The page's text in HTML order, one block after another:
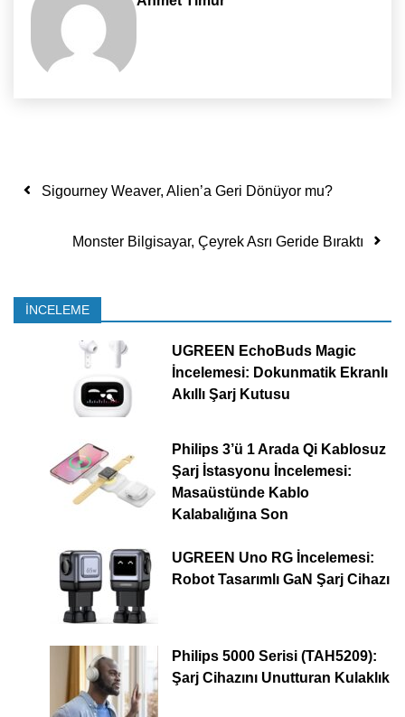
Yazı dolaşımı
Sigourney Weaver, Alien’a Geri Dönüyor mu?
Monster Bilgisayar, Çeyrek Asrı Geride Bıraktı
İNCELEME
UGREEN EchoBuds Magic
İncelemesi: Dokunmatik Ekranlı
Akıllı Şarj Kutusu
Philips 3’ü 1 Arada Qi Kablosuz
Şarj İstasyonu İncelemesi:
Masaüstünde Kablo
Kalabalığına Son
UGREEN Uno RG İncelemesi:
Robot Tasarımlı GaN Şarj Cihazı
Philips 5000 Serisi (TAH5209):
Şarj Cihazını Unutturan Kulaklık